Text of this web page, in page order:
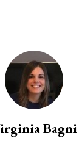
Bagni